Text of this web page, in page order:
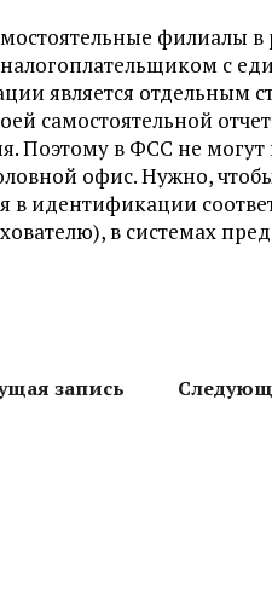
филиалы в
с
является отдельным
самостоятельной
Поэтому в ФСС не
офис. Нужно,
в идентификации
в системах
запись